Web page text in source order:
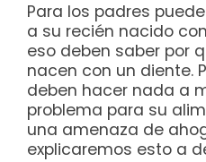
Para los padres
a su recién nacido
eso deben saber por
nacen con un diente.
deben hacer nada a
problema para su
una amenaza de
explicaremos esto a